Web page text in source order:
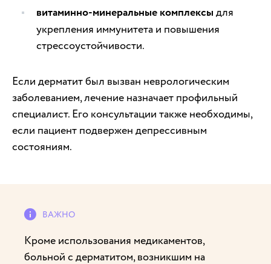
витаминно-минеральные комплексы для
укрепления иммунитета и повышения
стрессоустойчивости.
Если дерматит был вызван неврологическим
заболеванием, лечение назначает профильный
специалист. Его консультации также необходимы,
если пациент подвержен депрессивным
состояниям.
Кроме использования медикаментов,
больной с дерматитом, возникшим на